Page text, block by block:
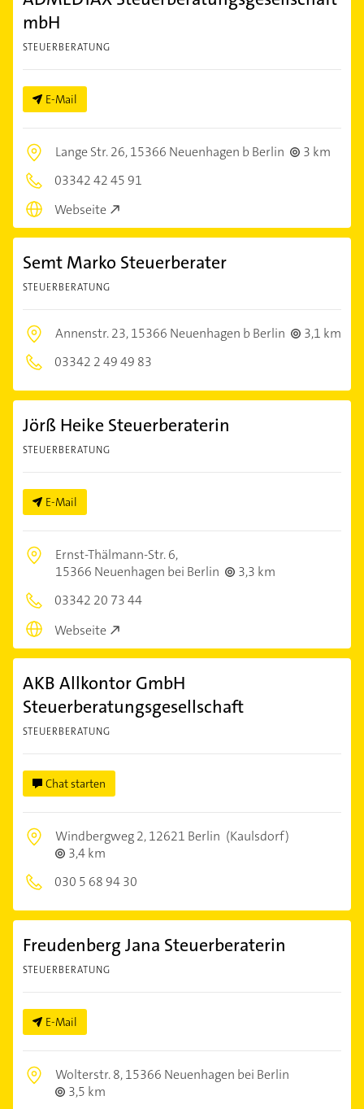
mbH
STEUERBERATUNG
E-Mail
Lange Str. 26,15366 Neuenhagen b Berlin
3 km
03342 42 45 91
Webseite
Semt Marko Steuerberater
STEUERBERATUNG
Annenstr. 23,15366 Neuenhagen b Berlin
3,1 km
03342 2 49 49 83
Jörß Heike Steuerberaterin
STEUERBERATUNG
E-Mail
Ernst-Thälmann-Str. 6,
15366 Neuenhagen bei Berlin
3,3 km
03342 20 73 44
Webseite
AKB Allkontor GmbH
Steuerberatungsgesellschaft
STEUERBERATUNG
Chat starten
Windbergweg 2,12621 Berlin (Kaulsdorf)
3,4 km
030 5 68 94 30
Freudenberg Jana Steuerberaterin
STEUERBERATUNG
E-Mail
Wolterstr. 8,15366 Neuenhagen bei Berlin
3,5 km